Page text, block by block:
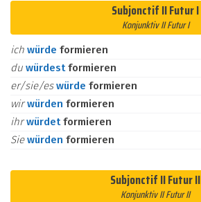
Subjonctif II Futur I
Konjunktiv II Futur I
ich würde formieren
du würdestformieren
er/sie/eswürde formieren
wirwürden formieren
ihrwürdetformieren
Siewürden formieren
Subjonctif II Futur II
Konjunktiv II Futur II